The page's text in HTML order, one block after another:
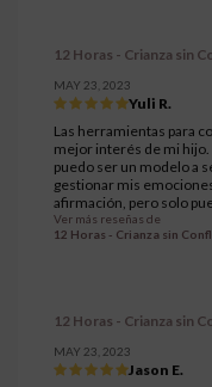
12 Horas - Crianza sin
MAY 23, 2023
Yuli R.
Las herramientas para
mejor interés de mi
puedo ser un modelo a
gestionar mis
afirmación, pero solo
Ver más reseñas de
12 Horas - Crianza sin
12 Horas - Crianza sin
MAY 23, 2023
Jason E.